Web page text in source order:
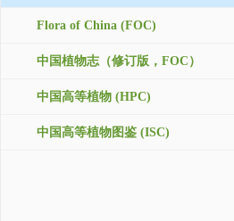
Flora of China (FOC)
中国植物志（修订版，FOC）
中国高等植物 (HPC)
中国高等植物图鉴 (ISC)